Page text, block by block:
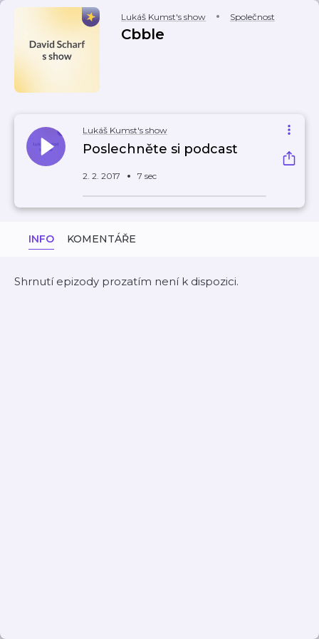
Lukáš Kumst's show Společnost
Cbble
Lukáš Kumst's show
Poslechněte si podcast
2. 2. 2017 7 sec
INFO KOMENTÁŘE
Shrnutí epizody prozatím není k dispozici.